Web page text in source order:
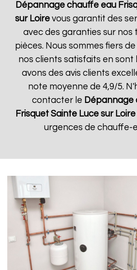
Dépannage chauffe eau
sur Loirevous garantit des
avec des garanties sur nos
pièces. Nous sommes fiers
nos clients satisfaits en sont
avons des avis clients
note moyenne de 4,9/5.
contacter le Dépannage
Frisquet Sainte Luce sur Loire
urgences de chauffe-